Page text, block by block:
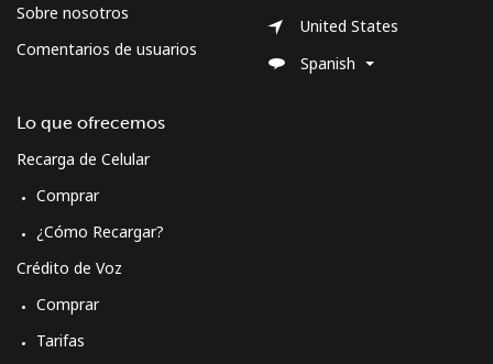
Sobre nosotros
Comentarios de usuarios
Lo que ofrecemos
Recarga de Celular
Comprar
¿Cómo Recargar?
Crédito de Voz
Comprar
Tarifas
United States
Spanish